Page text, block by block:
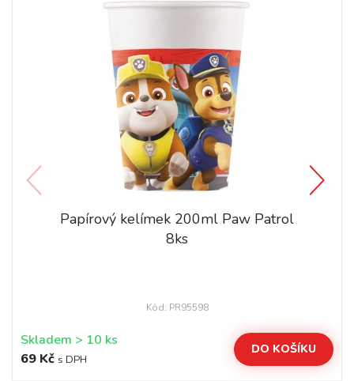
Papírový kelímek 200ml Paw Patrol
8ks
Kód: PR95598
Skladem > 10 ks
69 Kč s DPH
DO KOŠÍKU